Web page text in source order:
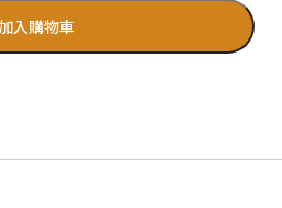
加入購物車